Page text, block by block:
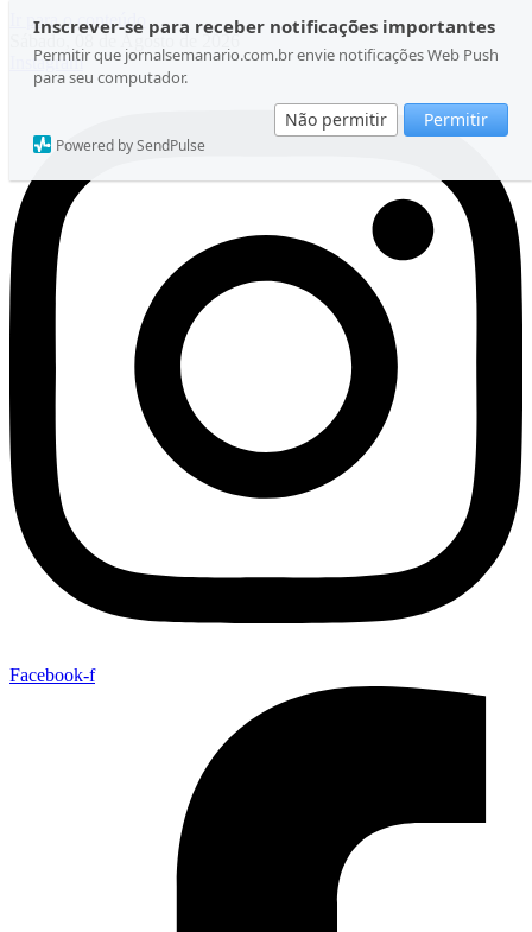
Inscrever-se para receber notificações importantes
Permitir que jornalsemanario.com.br envie notificações Web Push
para seu computador.
Não permitir Permitir
Powered by SendPulse
Ir para o conteúdo
Sábado, 08 de Agosto de 2026
Instagram
Facebook-f